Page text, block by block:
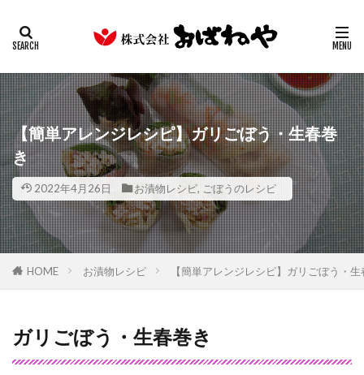
【簡単アレンジレシピ】ガリごぼう・生春巻
き
2022年4月26日 お漬物レシピ, ごぼうのレシピ
HOME お漬物レシピ 【簡単アレンジレシピ】ガリごぼう・
ガリごぼう・生春巻き
カテゴリー
検索